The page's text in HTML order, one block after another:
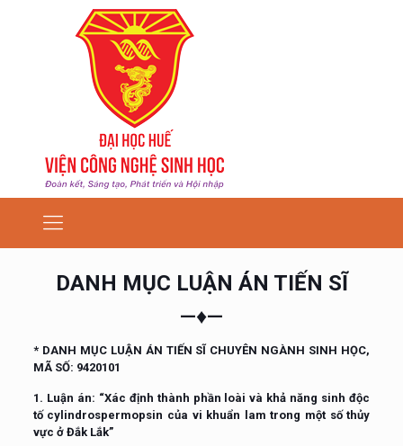
DANH MỤC LUẬN ÁN TIẾN SĨ
—♦—
* DANH MỤC LUẬN ÁN TIẾN SĨ CHUYÊN NGÀNH SINH HỌC,
MÃ SỐ: 9420101
1. Luận án: “Xác định thành phần loài và khả năng sinh độc
tố cylindrospermopsin của vi khuẩn lam trong một số thủy
vực ở Đắk Lắk”